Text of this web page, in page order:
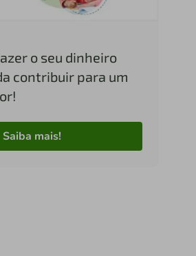
o seu dinheiro
contribuir para um
Saiba mais!